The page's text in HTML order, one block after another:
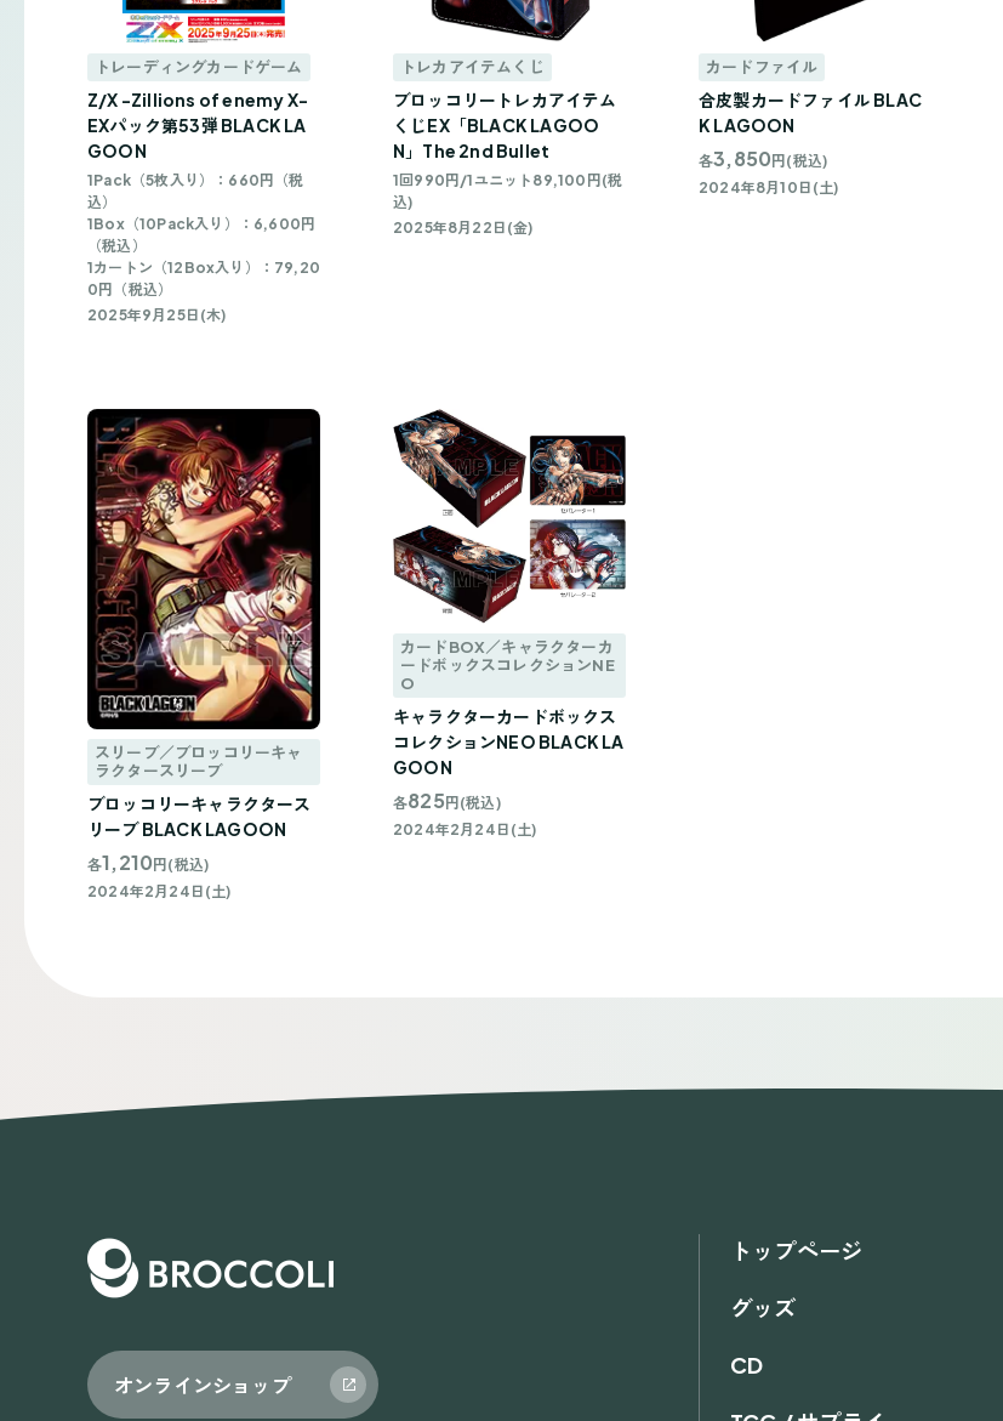
トレーディングカードゲーム
Z/X -Zillions of enemy X-
EXパック第53弾 BLACK LA
GOON
1Pack（5枚入り）：660円（税
込）
1Box（10Pack入り）：6,600円
（税込）
1カートン（12Box入り）：79,20
0円（税込）
2025年9月25日(木)
トレカアイテムくじ
ブロッコリートレカアイテム
くじEX「BLACK LAGOO
N」The 2nd Bullet
1回990円/1ユニット89,100円(税
込)
2025年8月22日(金)
カードファイル
合皮製カードファイル BLAC
K LAGOON
各3,850 円(税込)
2024年8月10日(土)
スリーブ／ブロッコリーキャ
ラクタースリーブ
ブロッコリーキャラクタース
リーブ BLACK LAGOON
各1,210 円(税込)
2024年2月24日(土)
カードBOX／キャラクターカ
ードボックスコレクションNE
O
キャラクターカードボックス
コレクションNEO BLACK LA
GOON
各825円(税込)
2024年2月24日(土)
オンラインショップ
トップページ
グッズ
CD